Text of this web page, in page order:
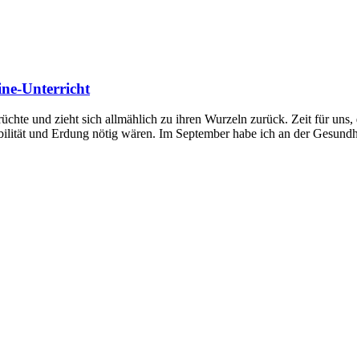
Unterricht
und zieht sich allmählich zu ihren Wurzeln zurück. Zeit für
und Erdung nötig wären. Im September habe ich an der